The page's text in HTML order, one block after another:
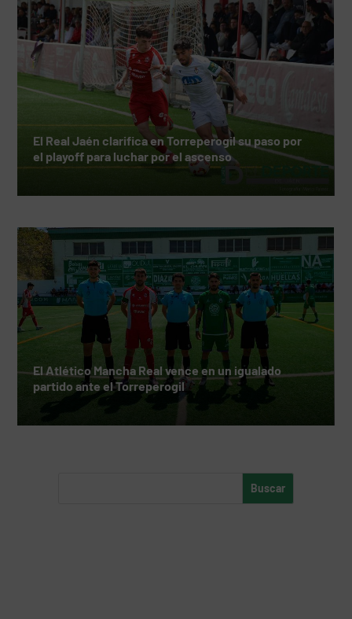
El Real Jaén clarifica en Torreperogil su paso por
el playoff para luchar por el ascenso
El Atlético Mancha Real vence en un igualado
partido ante el Torreperogil